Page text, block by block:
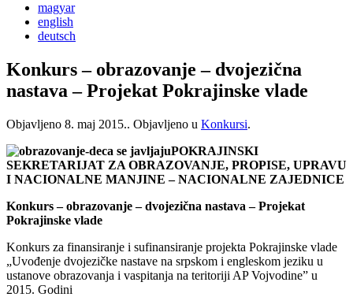
magyar
english
deutsch
Konkurs – obrazovanje – dvojezična
nastava – Projekat Pokrajinske vlade
Objavljeno 8. maj 2015.. Objavljeno u Konkursi.
POKRAJINSKI
SEKRETARIJAT ZA OBRAZOVANJE, PROPISE, UPRAVU
I NACIONALNE MANJINE – NACIONALNE ZAJEDNICE
Konkurs – obrazovanje – dvojezična nastava – Projekat
Pokrajinske vlade
Konkurs za finansiranje i sufinansiranje projekta Pokrajinske vlade
„Uvođenje dvojezičke nastave na srpskom i engleskom jeziku u
ustanove obrazovanja i vaspitanja na teritoriji AP Vojvodine” u
2015. Godini